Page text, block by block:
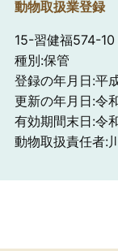
動物取扱業登録
15-習健福574-10
種別:保管
登録の年月日:平
更新の年月日:令
有効期間末日:令
動物取扱責任者: